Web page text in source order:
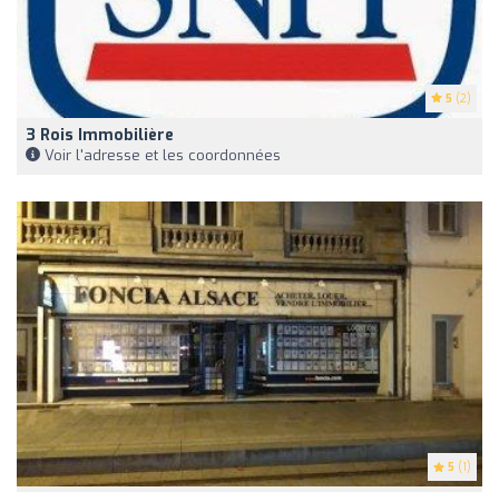
5 (2)
3 Rois Immobilière
Voir l'adresse et les coordonnées
5 (1)